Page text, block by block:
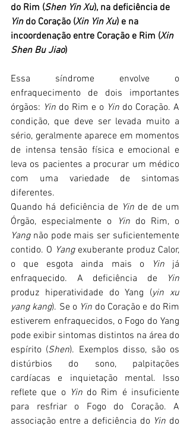
do Rim (Shen Yin Xu), na deficiência de
Yin do Coração (Xin Yin Xu) e na
incoordenação entre Coração e Rim (Xin
Shen Bu Jiao)
Essa síndrome envolve o
enfraquecimento de dois importantes
órgãos: Yin do Rim e o Yin do Coração. A
condição, que deve ser levada muito a
sério, geralmente aparece em momentos
de intensa tensão física e emocional e
leva os pacientes a procurar um médico
com uma variedade de sintomas
diferentes.
Quando há deficiência de Yin de de um
Órgão, especialmente o
Yin
Yang não pode mais ser suficientemente
contido. O Yang exuberante produz Calor,
o que esgota ainda mais o
Yin já
enfraquecido. A deficiência de
produz hiperatividade do Yang (yin xu
yang kang). Se o Yin do Coração e do Rim
estiverem enfraquecidos, o Fogo do Yang
pode exibir sintomas distintos na área do
espírito (Shen). Exemplos disso, são os
distúrbios do sono, palpitações
cardíacas e inquietação mental. Isso
reflete que o Yin do Rim é insuficiente
para resfriar o Fogo do Coração. A
associação entre a deficiência do Yin do